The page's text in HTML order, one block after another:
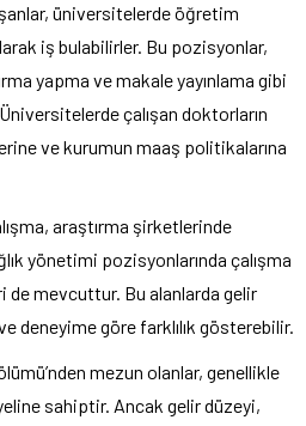
üniversitelerde öğretim
iş bulabilirler. Bu pozisyonlar,
yapma ve makale yayınlama gibi
çalışan doktorların
ve kurumun maaş politikalarına
araştırma şirketlerinde
yönetimi pozisyonlarında çalışma
de mevcuttur. Bu alanlarda gelir
deneyime göre farklılık gösterebilir.
mezun olanlar, genellikle
sahiptir. Ancak gelir düzeyi,